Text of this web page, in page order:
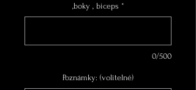
,boky , biceps *
0/500
Poznámky: (volitelné)